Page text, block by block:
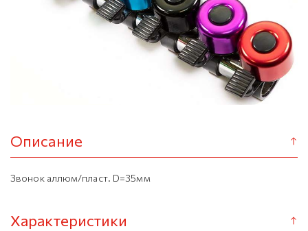
Описание
Звонок аллюм/пласт. D=35мм
Характеристики